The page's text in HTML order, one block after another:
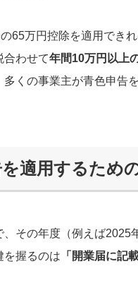
65万円控除を適用でき
合わせて年間10万円以上
くの事業主が青色申告
適用するため
その年度（例えば2025
を握るのは 「開業届に記